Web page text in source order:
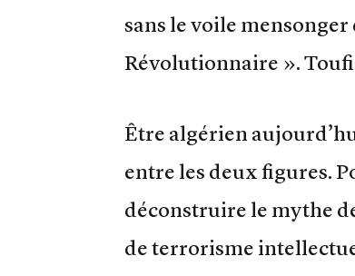
sans le voile
Révolutionnaire ».
Être algérien
entre les deux figures.
déconstruire le mythe
de terrorisme